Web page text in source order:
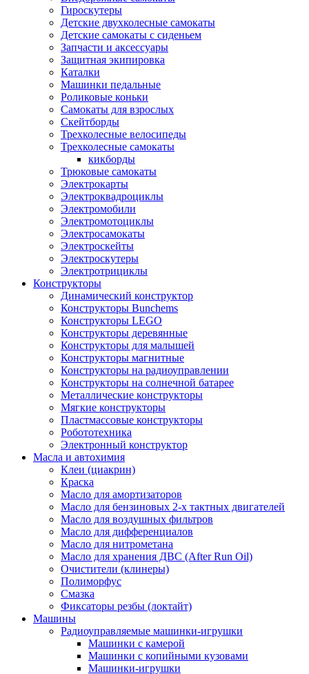
Гироскутеры
Детские двухколесные самокаты
Детские самокаты с сиденьем
Запчасти и аксессуары
Защитная экипировка
Каталки
Машинки педальные
Роликовые коньки
Самокаты для взрослых
Скейтборды
Трехколесные велосипеды
Трехколесные самокаты
кикборды
Трюковые самокаты
Электрокарты
Электроквадроциклы
Электромобили
Электромотоциклы
Электросамокаты
Электроскейты
Электроскутеры
Электротрициклы
Конструкторы
Динамический конструктор
Конструкторы Bunchems
Конструкторы LEGO
Конструкторы деревянные
Конструкторы для малышей
Конструкторы магнитные
Конструкторы на радиоуправлении
Конструкторы на солнечной батарее
Металлические конструкторы
Мягкие конструкторы
Пластмассовые конструкторы
Робототехника
Электронный конструктор
Масла и автохимия
Клеи (циакрин)
Краска
Масло для амортизаторов
Масло для бензиновых 2-х тактных двигателей
Масло для воздушных фильтров
Масло для дифференциалов
Масло для нитрометана
Масло для хранения ДВС (After Run Oil)
Очистители (клинеры)
Полиморфус
Смазка
Фиксаторы резбы (локтайт)
Машины
Радиоуправляемые машинки-игрушки
Машинки с камерой
Машинки с копийными кузовами
Машинки-игрушки